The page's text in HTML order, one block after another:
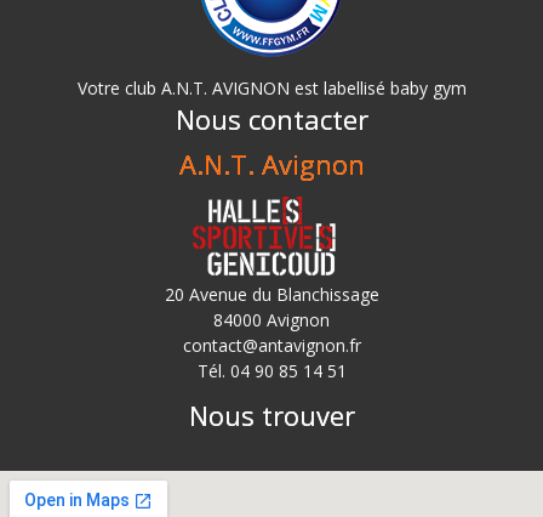
Votre club A.N.T. AVIGNON est labellisé baby gym
Nous contacter
A.N.T. Avignon
20 Avenue du Blanchissage
84000 Avignon
contact@antavignon.fr
Tél. 04 90 85 14 51
Nous trouver